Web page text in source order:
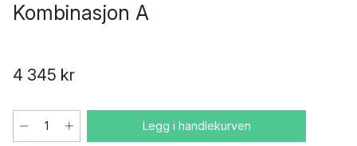
Kombinasjon A
4 345 kr
Legg i handlekurven